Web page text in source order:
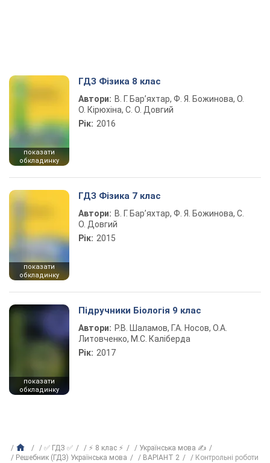
показати
обкладинку
ГДЗ Фізика 8 клас
Автори: В. Г. Бар’яхтар, Ф. Я. Божинова, О.
О. Кірюхіна, С. О. Довгий
Рік: 2016
показати
обкладинку
ГДЗ Фізика 7 клас
Автори: В. Г. Бар’яхтар, Ф. Я. Божинова, С.
О. Довгий
Рік: 2015
показати
обкладинку
Підручники Біологія 9 клас
Автори: Р.В. Шаламов, Г.А. Носов, О.А.
Литовченко, М.С. Каліберда
Рік: 2017
✅ ГДЗ ✅ ⚡ 8 клас ⚡
Українська мова ✍
Решебник (ГДЗ) Українська мова
ВАРІАНТ 2 Контрольні роботи